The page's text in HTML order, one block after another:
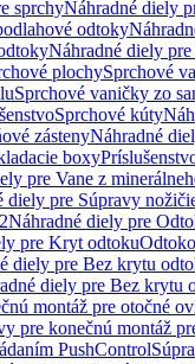
sprchyNáhradné diely
odtoky
Náhradné diely
plochySprchové
Sprchové vaničky zo
Sprchové kúty
zástenyNáhradné
boxy
pre Vane z
diely pre Súpravy
Náhradné diely pre
pre Kryt odtoku
diely pre Bez krytu
diely pre Bez krytu
montáž pre otočné
pre konečnú montáž
PushControl